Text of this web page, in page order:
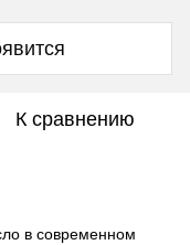
К сравнению
в современном